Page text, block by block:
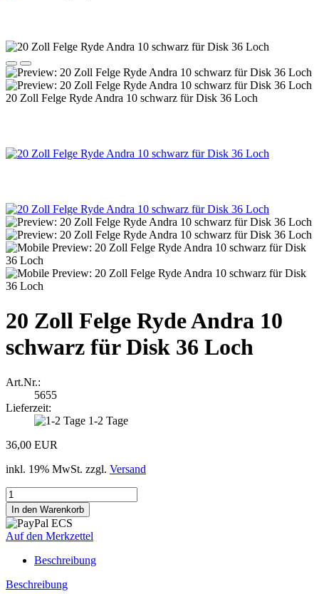
20 Zoll Felge Ryde Andra 10 schwarz für Disk 36 Loch
20 Zoll Felge Ryde Andra 10
schwarz für Disk 36 Loch
Art.Nr.:
5655
Lieferzeit:
1-2 Tage
36,00 EUR
inkl. 19% MwSt. zzgl. Versand
Auf den Merkzettel
Beschreibung
Beschreibung